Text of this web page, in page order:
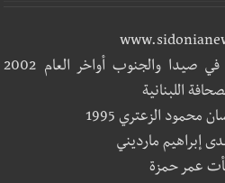
أول صحيفة اليكترونية صدرت في صيدا والجنوب أواخر العام 2002
اللبنانية
الزعتري 1995
إبراهيم مارديني
عمر حمزة